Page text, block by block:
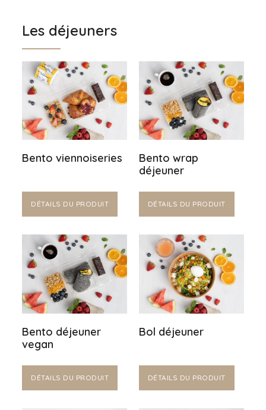
Les déjeuners
Bento viennoiseries
DÉTAILS DU PRODUIT
Bento wrap
déjeuner
DÉTAILS DU PRODUIT
Bento déjeuner
vegan
DÉTAILS DU PRODUIT
Bol déjeuner
DÉTAILS DU PRODUIT